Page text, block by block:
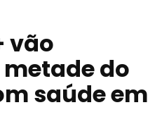
vão
do
saúde em